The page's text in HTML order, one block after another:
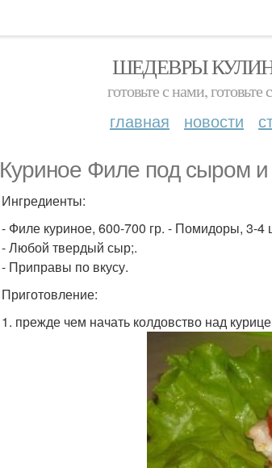
ШЕДЕВРЫ
готовьте с нами,
главная новости
Куриное Филе под сыром
Ингредиенты:
- Филе куриное, 600-700 гр. - Помидоры, 3-4
- Любой твердый сыр;.
- Приправы по вкусу.
Приготовление:
1. прежде чем начать колдовство над